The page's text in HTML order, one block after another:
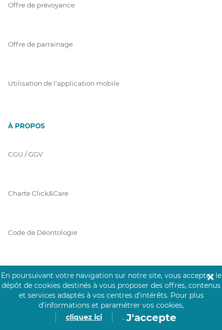
Offre de prévoyance
Offre de parrainage
Utilisation de l'application mobile
À PROPOS
CGU / GGV
Charte Click&Care
Code de Déontologie
Mentions Légales
Prérequis Click&Care
En poursuivant votre navigation sur notre site, vous acceptez le
dépôt de cookies destinés à vous proposer des offres, contenus
et services adaptés à vos centres d’intérêts. Pour plus
d’informations et paramétrer vos cookies,
cliquez ici
. J'accepte
✕